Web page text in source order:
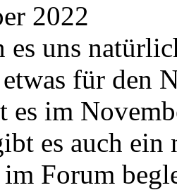
2022
uns
für den
es im
es auch ein
im Forum